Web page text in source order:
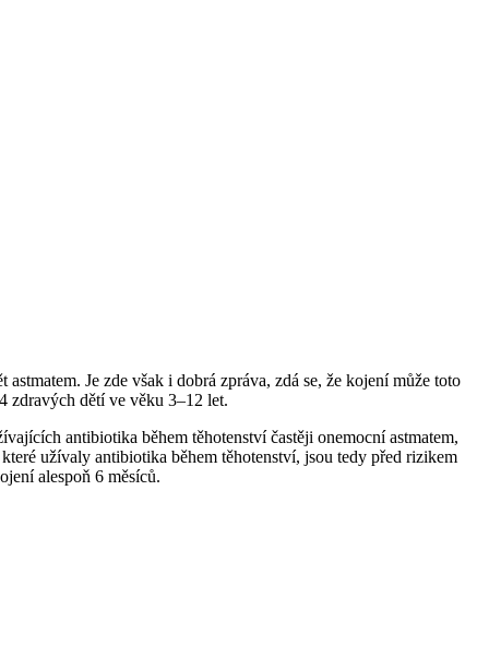
Je zde však i dobrá zpráva, zdá se, že kojení může toto
zdravých dětí ve věku 3‒12 let.
antibiotika během těhotenství častěji onemocní astmatem,
užívaly antibiotika během těhotenství, jsou tedy před rizikem
alespoň 6 měsíců.